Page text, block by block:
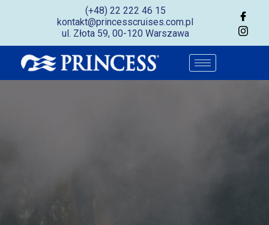
(+48) 22 222 46 15
kontakt@princesscruises.com.pl
ul. Złota 59, 00-120 Warszawa